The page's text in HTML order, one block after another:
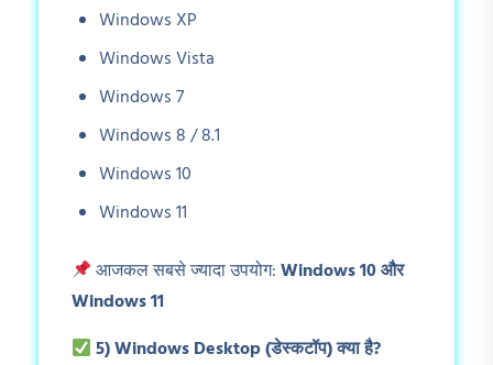
Windows XP
Windows Vista
Windows 7
Windows 8 / 8.1
Windows 10
Windows 11
आजकल सबसे ज्यादा उपयोग:Windows 10और
Windows 11
5) Windows Desktop (डेस्कटॉप) क्या है?